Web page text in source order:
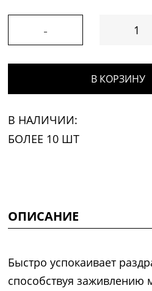
-
В КОРЗИНУ
В НАЛИЧИИ:
БОЛЕЕ 10 ШТ
ОПИСАНИЕ
Быстро успокаивает
способствуя заживлению